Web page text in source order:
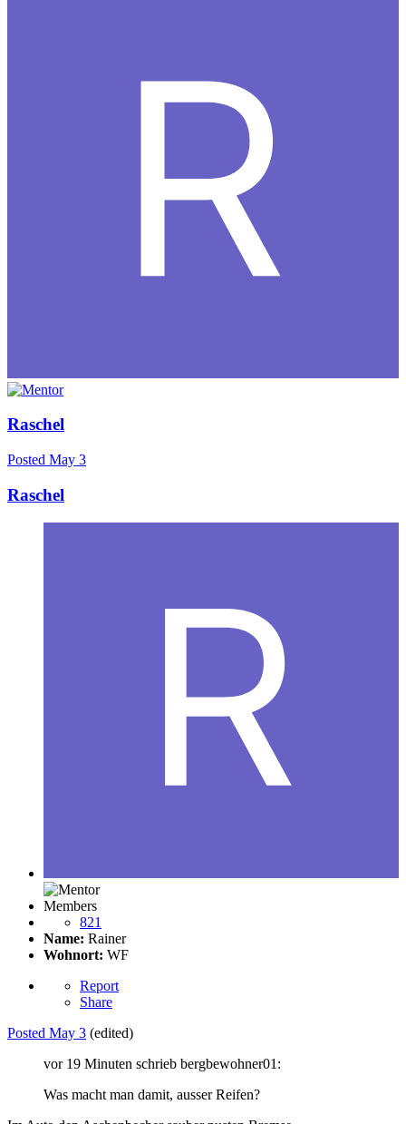
Raschel
Posted May 3
Raschel
Members
821
Name: Rainer
Wohnort: WF
Report
Share
Posted May 3 (edited)
vor 19 Minuten schrieb bergbewohner01:
Was macht man damit, ausser Reifen?